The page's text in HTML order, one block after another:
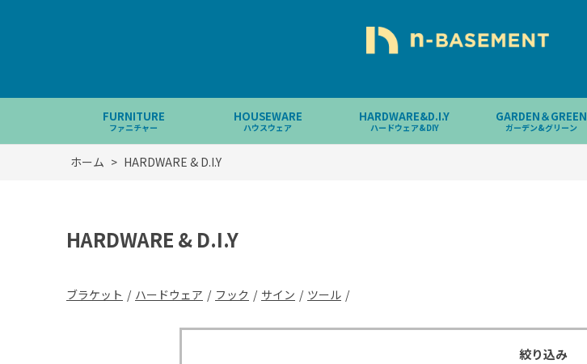
FURNITURE
ファニチャー
HOUSEWARE
ハウスウェア
HARDWARE&D.I.Y
ハードウェア&DIY
GARDEN＆GREEN
ガーデン&グリーン
ホーム > HARDWARE & D.I.Y
HARDWARE & D.I.Y
ブラケット / ハードウェア / フック / サイン / ツール /
絞り込み